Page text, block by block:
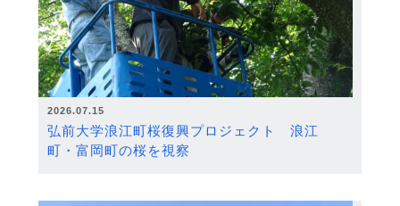
2026.07.15
弘前大学浪江町桜復興プロジェクト 浪江
町・富岡町の桜を視察